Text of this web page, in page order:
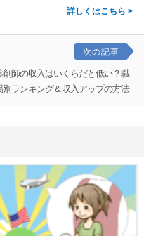
詳しくはこちら
次の記事
剤師の収入はいくらだと低い？職
別ランキング＆収入アップの方法